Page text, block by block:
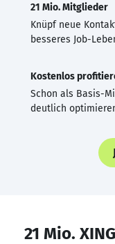
21 Mio. Mitglieder
Knüpf neue
besseres Job-
Kostenlos
Schon als Basis-
deutlich
21 Mio.